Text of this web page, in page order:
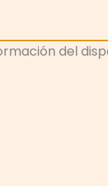
del